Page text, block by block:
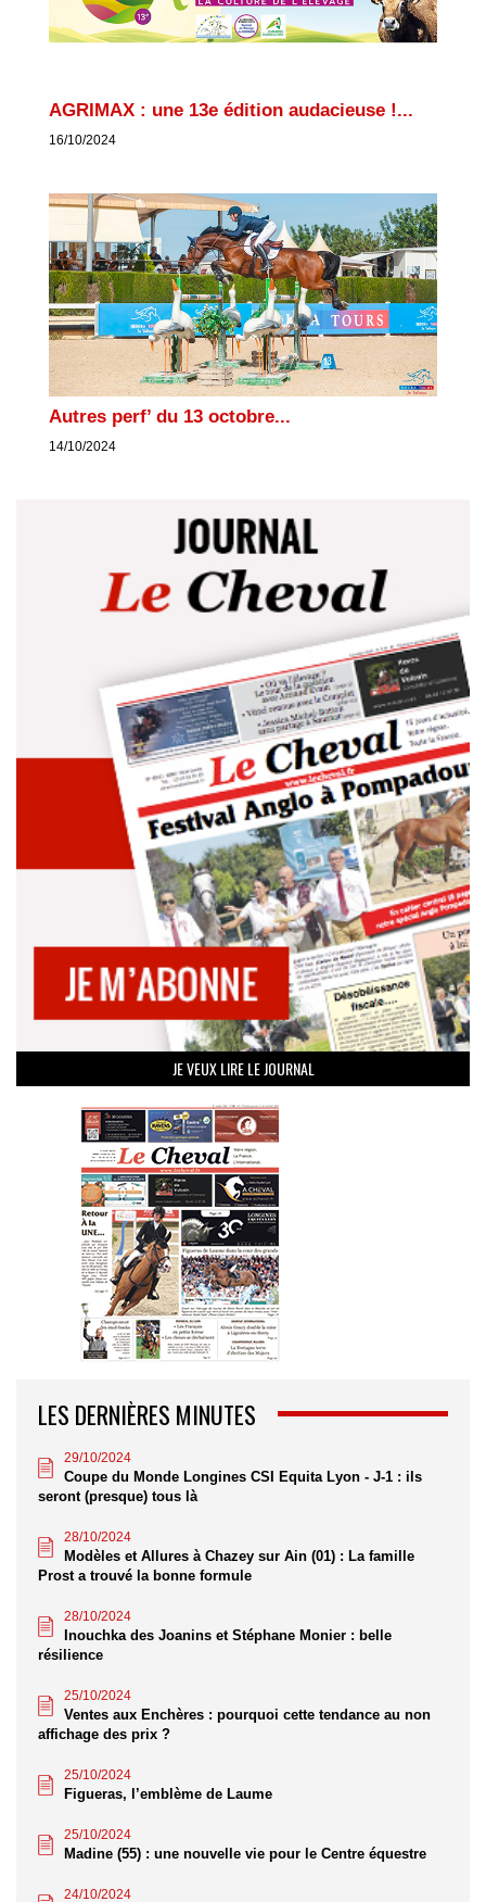
AGRIMAX : une 13e édition audacieuse !...
16/10/2024
Autres perf’ du 13 octobre...
14/10/2024
JE VEUX LIRE LE JOURNAL
LES DERNIÈRES MINUTES
29/10/2024
Coupe du Monde Longines CSI Equita Lyon - J-1 : ils
seront (presque) tous là
28/10/2024
Modèles et Allures à Chazey sur Ain (01) : La famille
Prost a trouvé la bonne formule
28/10/2024
Inouchka des Joanins et Stéphane Monier : belle
résilience
25/10/2024
Ventes aux Enchères : pourquoi cette tendance au non
affichage des prix ?
25/10/2024
Figueras, l’emblème de Laume
25/10/2024
Madine (55) : une nouvelle vie pour le Centre équestre
24/10/2024